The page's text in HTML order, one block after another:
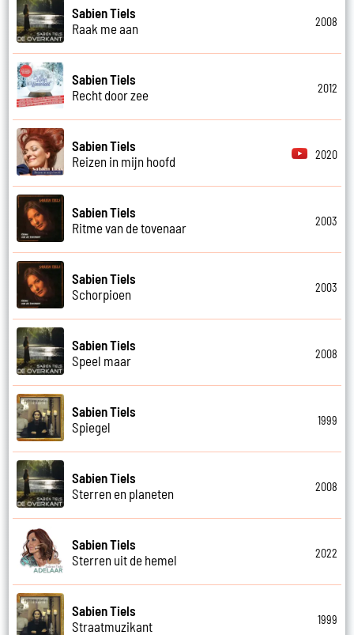
Sabien Tiels
Raak me aan
2008
Sabien Tiels
Recht door zee
2012
Sabien Tiels
Reizen in mijn hoofd
2020
Sabien Tiels
Ritme van de tovenaar
2003
Sabien Tiels
Schorpioen
2003
Sabien Tiels
Speel maar
2008
Sabien Tiels
Spiegel
1999
Sabien Tiels
Sterren en planeten
2008
Sabien Tiels
Sterren uit de hemel
2022
Sabien Tiels
Straatmuzikant
1999